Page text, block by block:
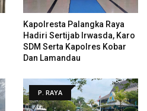
Kapolresta Palangka Raya
Hadiri Sertijab Irwasda, Karo
SDM Serta Kapolres Kobar
Dan Lamandau
P. RAYA